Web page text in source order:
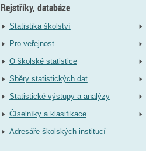
Rejstříky, databáze
Statistika školství
Pro veřejnost
O školské statistice
Sběry statistických dat
Statistické výstupy a analýzy
Číselníky a klasifikace
Adresáře školských institucí